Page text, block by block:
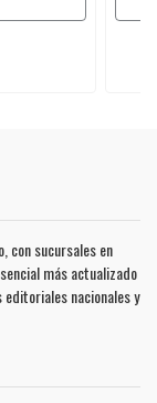
con sucursales en
más actualizado
nacionales y